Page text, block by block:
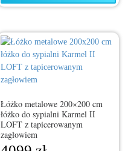
Łóżko metalowe 200×200 cm
łóżko do sypialni Karmel II
LOFT z tapicerowanym
zagłowiem